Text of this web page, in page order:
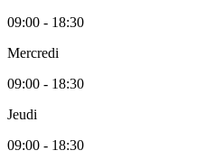
09:00 - 18:30
Mercredi
09:00 - 18:30
Jeudi
09:00 - 18:30